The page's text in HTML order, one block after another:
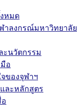
หมด
าลงกรณ์มหาวิทยาลัย
ะนวัตกรรม
อ
ของจุฬาฯ
ละหลักสูตร
อ